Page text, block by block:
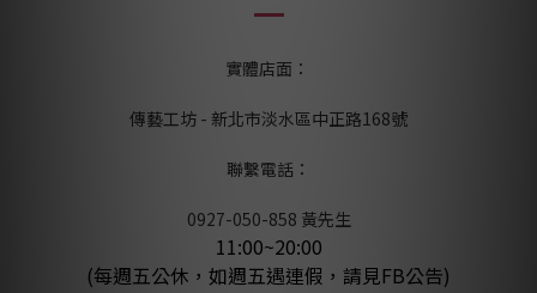
實體店面：
傳藝工坊 - 新北市淡水區中正路168號
聯繫電話：
0927-050-858 黃先生
11:00~20:00
(每週五公休，如週五遇連假，請見FB公告)